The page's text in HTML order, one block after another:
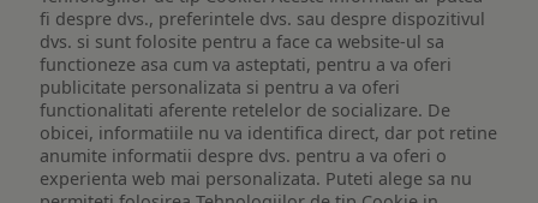
fi despre dvs., preferintele dvs. sau despre dispozitivul
dvs. si sunt folosite pentru a face ca website-ul sa
functioneze asa cum va asteptati, pentru a va oferi
publicitate personalizata si pentru a va oferi
functionalitati aferente retelelor de socializare. De
obicei, informatiile nu va identifica direct, dar pot retine
anumite informatii despre dvs. pentru a va oferi o
experienta web mai personalizata. Puteti alege sa nu